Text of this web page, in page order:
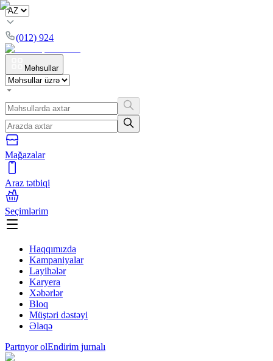
(012) 924
Məhsullar
Mağazalar
Araz tətbiqi
Seçimlərim
Haqqımızda
Kampaniyalar
Layihələr
Karyera
Xəbərlər
Bloq
Müştəri dəstəyi
Əlaqə
Partnyor olEndirim jurnalı